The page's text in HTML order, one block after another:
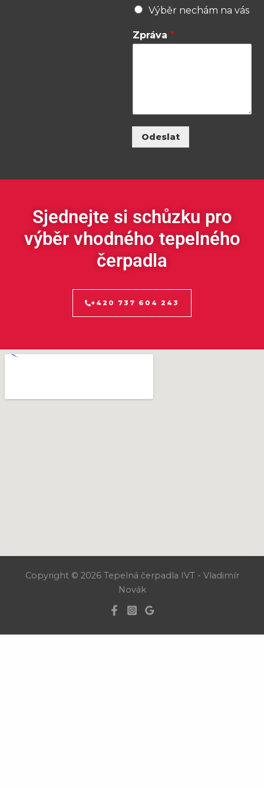
Výběr nechám na vás
Zpráva *
Odeslat
Sjednejte si schůzku pro
výběr vhodného tepelného
čerpadla
+420 737 604 243
Copyright © 2026 Tepelná čerpadla IVT - Vladimír
Novák